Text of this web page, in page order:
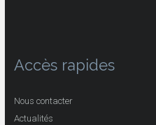
Accès rapides
Nous contacter
Actualités